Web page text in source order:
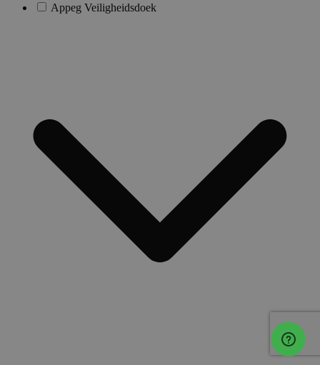
Appeg Veiligheidsdoek